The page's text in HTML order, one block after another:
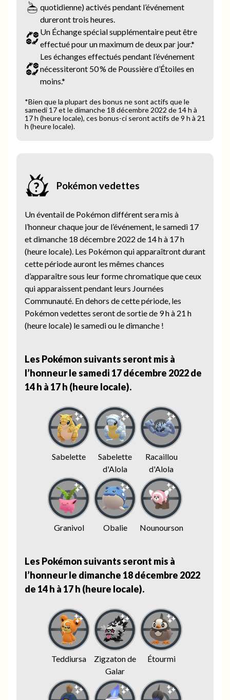
quotidienne) activés pendant l’événement
dureront trois heures.
Un Échange spécial supplémentaire peut être
effectué pour un maximum de deux par jour.*
Les échanges effectués pendant l’événement
nécessiteront 50 % de Poussière d’Étoiles en
moins.*
*Bien que la plupart des bonus ne sont actifs que le
samedi 17 et le dimanche 18 décembre 2022 de 14 h à
17 h (heure locale), ces bonus-ci seront actifs de 9 h à 21
h (heure locale).
Pokémon vedettes
Un éventail de Pokémon différent sera mis à
l’honneur chaque jour de l’événement, le samedi 17
et dimanche 18 décembre 2022 de 14 h à 17 h
(heure locale). Les Pokémon qui apparaîtront durant
cette période auront les mêmes chances
d’apparaître sous leur forme chromatique que ceux
qui apparaissent pendant leurs Journées
Communauté. En dehors de cette période, les
Pokémon vedettes seront de sortie de 9 h à 21 h
(heure locale) le samedi ou le dimanche !
Les Pokémon suivants seront mis à
l’honneur le samedi 17 décembre 2022 de
14 h à 17 h (heure locale).
Sabelette
Sabelette
d'Alola
Racaillou
d'Alola
Granivol Obalie Nounourson
Les Pokémon suivants seront mis à
l’honneur le dimanche 18 décembre 2022
de 14 h à 17 h (heure locale).
Teddiursa
Zigzaton de
Galar
Étourmi